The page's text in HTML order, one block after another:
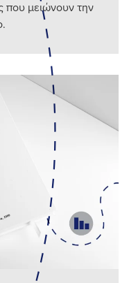
που μειώνουν την